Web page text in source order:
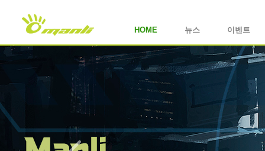
HOME 뉴스 이벤트